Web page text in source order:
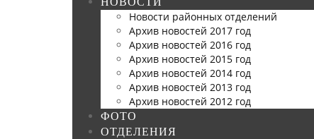
Новости районных отделений
Архив новостей 2017 год
Архив новостей 2016 год
Архив новостей 2015 год
Архив новостей 2014 год
Архив новостей 2013 год
Архив новостей 2012 год
ФОТО
ОТДЕЛЕНИЯ